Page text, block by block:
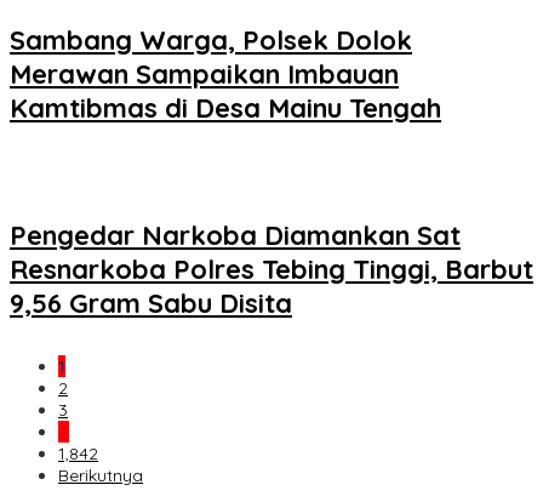
Sambang Warga, Polsek Dolok
Merawan Sampaikan Imbauan
Kamtibmas di Desa Mainu Tengah
Pengedar Narkoba Diamankan Sat
Resnarkoba Polres Tebing Tinggi, Barbut
9,56 Gram Sabu Disita
1
2
3
…
1,842
Berikutnya